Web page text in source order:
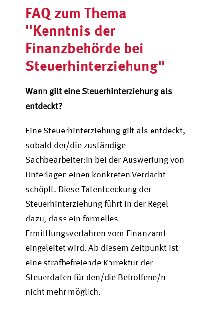
FAQ zum Thema
"Kenntnis der
Finanzbehörde bei
Steuerhinterziehung"
Wann gilt eine Steuerhinterziehung als
entdeckt?
Eine Steuerhinterziehung gilt als entdeckt,
sobald der/die zuständige
Sachbearbeiter:in bei der Auswertung von
Unterlagen einen konkreten Verdacht
schöpft. Diese Tatentdeckung der
Steuerhinterziehung führt in der Regel
dazu, dass ein formelles
Ermittlungsverfahren vom Finanzamt
eingeleitet wird. Ab diesem Zeitpunkt ist
eine strafbefreiende Korrektur der
Steuerdaten für den/die Betroffene/n
nicht mehr möglich.